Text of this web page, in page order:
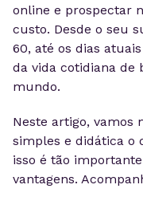
online e prospectar
custo. Desde o seu
60, até os dias
da vida cotidiana de
mundo.
Neste artigo, vamos
simples e didática o
isso é tão
vantagens.